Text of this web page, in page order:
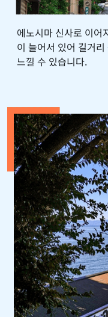
에노시마 신사로 이어
이 늘어서 있어 길거
느낄 수 있습니다.